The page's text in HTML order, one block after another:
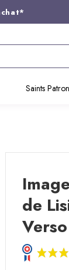
!
Saints
de
Verso